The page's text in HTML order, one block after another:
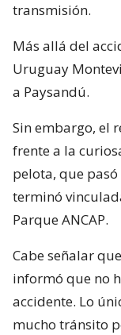
transmisión.
Más allá del
Uruguay
a Paysandú.
Sin embargo, el
frente a la
pelota, que
terminó
Parque ANCAP.
Cabe señalar
informó que no
accidente. Lo
mucho tránsito